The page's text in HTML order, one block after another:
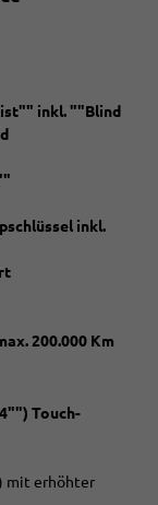
inkl. ""Blind
inkl.
200.000 Km
Touch-
mit erhöhter